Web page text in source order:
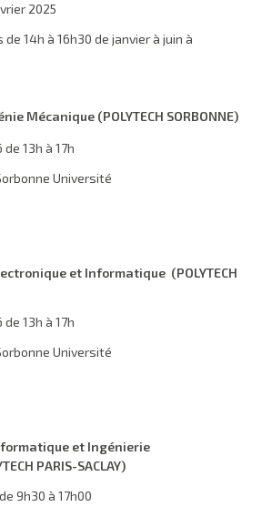
2025
de 14h à 16h30 de janvier à juin à
Mécanique (POLYTECH SORBONNE)
13h à 17h
Université
et Informatique (POLYTECH
13h à 17h
Université
et Ingénierie
PARIS-SACLAY)
9h30 à 17h00